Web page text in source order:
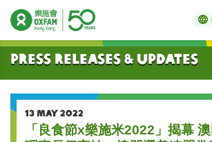
Start main content
Press Releases & Updates
13 MAY 2022
「良食節x樂施米2022」揭幕